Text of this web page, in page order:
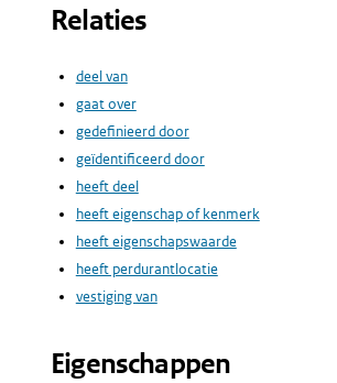
Relaties
deel van
gaat over
gedefinieerd door
geïdentificeerd door
heeft deel
heeft eigenschap of kenmerk
heeft eigenschapswaarde
heeft perdurantlocatie
vestiging van
Eigenschappen